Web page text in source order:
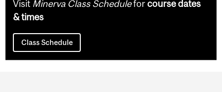
Visit Minerva Class Scheduleforcourse dates
& times
Class Schedule